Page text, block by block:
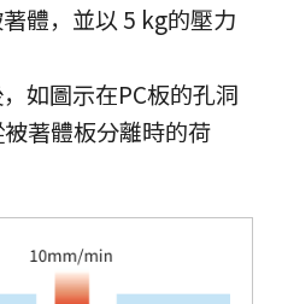
體，並以 5 kg的壓力
如圖示在PC板的孔洞
著體板分離時的荷